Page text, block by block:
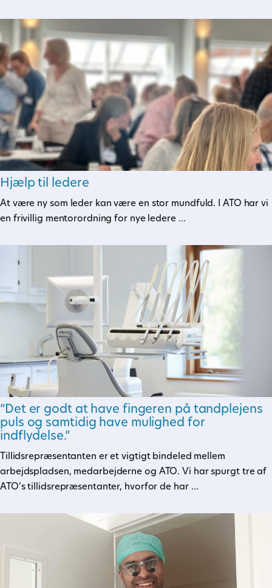
Hjælp til ledere
At være ny som leder kan være en stor mundfuld. I ATO har vi
en frivillig mentorordning for nye ledere …
“Det er godt at have fingeren på tandplejens
puls og samtidig have mulighed for
indflydelse.”
Tillidsrepræsentanten er et vigtigt bindeled mellem
arbejdspladsen, medarbejderne og ATO. Vi har spurgt tre af
ATO’s tillidsrepræsentanter, hvorfor de har …